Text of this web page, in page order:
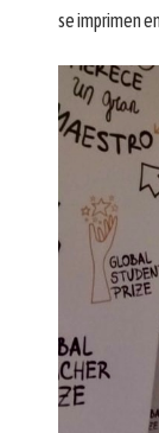
se imprimen